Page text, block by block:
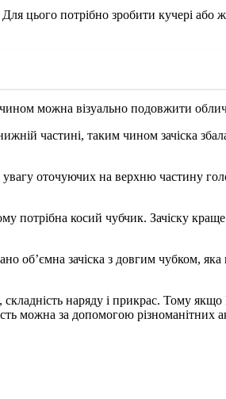
цього потрібно зробити кучері або
можна візуально подовжити
частині, таким чином зачіска
оточуючих на верхню частину
потрібна косий чубчик. Зачіску
зачіска з довгим чубком, яка
наряду і прикрас. Тому
можна за допомогою різноманітних